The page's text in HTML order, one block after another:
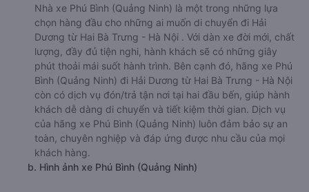
Nhà xe Phú Bình (Quảng Ninh) là một trong những lựa
chọn hàng đầu cho những ai muốn di chuyển đi Hải
Dương từ Hai Bà Trưng - Hà Nội . Với dàn xe đời mới, chất
lượng, đầy đủ tiện nghi, hành khách sẽ có những giây
phút thoải mái suốt hành trình. Bên cạnh đó, hãng xe Phú
Bình (Quảng Ninh) đi Hải Dương từ Hai Bà Trưng - Hà Nội
còn có dịch vụ đón/trả tận nơi tại hai đầu bến, giúp hành
khách dễ dàng di chuyển và tiết kiệm thời gian. Dịch vụ
của hãng xe Phú Bình (Quảng Ninh) luôn đảm bảo sự an
toàn, chuyên nghiệp và đáp ứng được nhu cầu của mọi
khách hàng.
b. Hình ảnh xe Phú Bình (Quảng Ninh)